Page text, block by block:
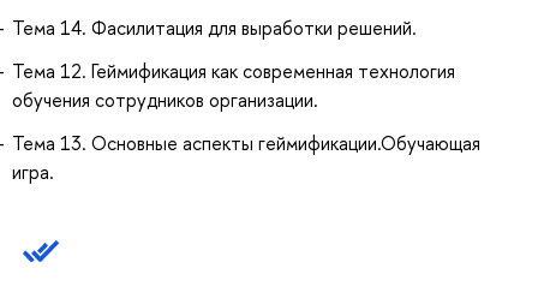
Тема 14. Фасилитация для выработки решений.
Тема 12. Геймификация как современная технология
обучения сотрудников организации.
Тема 13. Основные аспекты геймификации.Обучающая
игра.